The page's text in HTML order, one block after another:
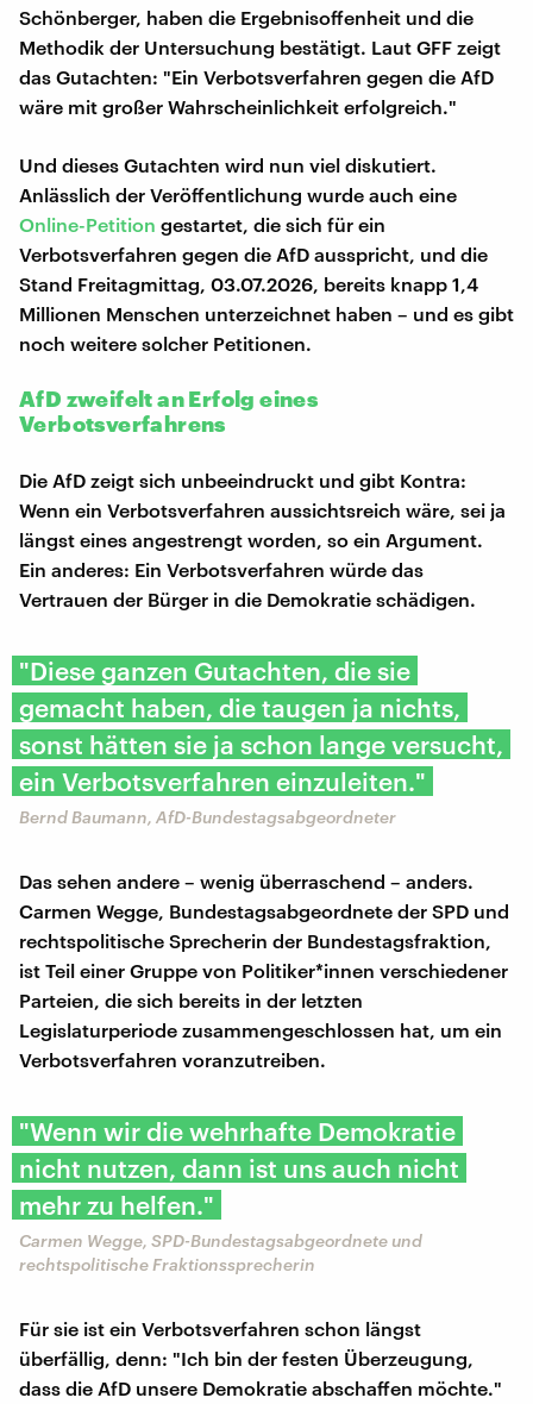
Schönberger, haben die Ergebnisoffenheit und die
Methodik der Untersuchung bestätigt. Laut GFF zeigt
das Gutachten: "Ein Verbotsverfahren gegen die AfD
wäre mit großer Wahrscheinlichkeit erfolgreich."
Und dieses Gutachten wird nun viel diskutiert.
Anlässlich der Veröffentlichung wurde auch eine
Online-Petition gestartet, die sich für ein
Verbotsverfahren gegen die AfD ausspricht, und die
Stand Freitagmittag, 03.07.2026, bereits knapp 1,4
Millionen Menschen unterzeichnet haben – und es gibt
noch weitere solcher Petitionen.
AfD zweifelt an Erfolg eines
Verbotsverfahrens
Die AfD zeigt sich unbeeindruckt und gibt Kontra:
Wenn ein Verbotsverfahren aussichtsreich wäre, sei ja
längst eines angestrengt worden, so ein Argument.
Ein anderes: Ein Verbotsverfahren würde das
Vertrauen der Bürger in die Demokratie schädigen.
"Diese ganzen Gutachten, die sie
gemacht haben, die taugen ja nichts,
sonst hätten sie ja schon lange versucht,
ein Verbotsverfahren einzuleiten."
Bernd Baumann, AfD-Bundestagsabgeordneter
Das sehen andere – wenig überraschend – anders.
Carmen Wegge, Bundestagsabgeordnete der SPD und
rechtspolitische Sprecherin der Bundestagsfraktion,
ist Teil einer Gruppe von Politiker*innen verschiedener
Parteien, die sich bereits in der letzten
Legislaturperiode zusammengeschlossen hat, um ein
Verbotsverfahren voranzutreiben.
"Wenn wir die wehrhafte Demokratie
nicht nutzen, dann ist uns auch nicht
mehr zu helfen."
Carmen Wegge, SPD-Bundestagsabgeordnete und
rechtspolitische Fraktionssprecherin
Für sie ist ein Verbotsverfahren schon längst
überfällig, denn: "Ich bin der festen Überzeugung,
dass die AfD unsere Demokratie abschaffen möchte."